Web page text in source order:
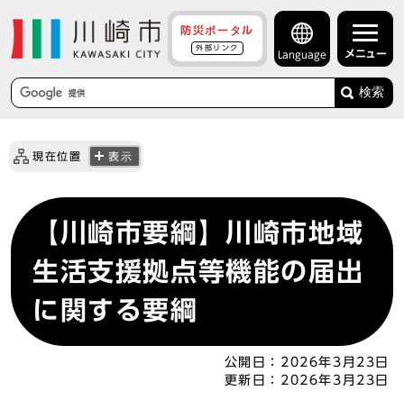
防災ポータル
外部リンク
Language メニュー
検索
現在位置 表示
【川崎市要綱】川崎市地域
生活支援拠点等機能の届出
に関する要綱
公開日： 2026年3月23日
更新日： 2026年3月23日